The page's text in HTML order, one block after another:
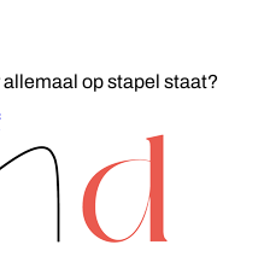
op stapel staat?